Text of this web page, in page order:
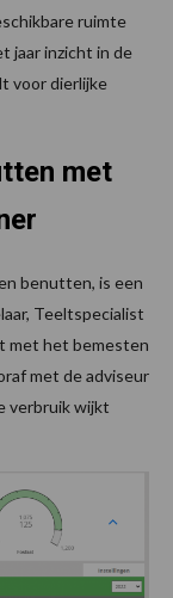
ruimte
jaar inzicht in de
voor dierlijke
met
benutten, is een
Teeltspecialist
met het bemesten
met de adviseur
verbruik wijkt